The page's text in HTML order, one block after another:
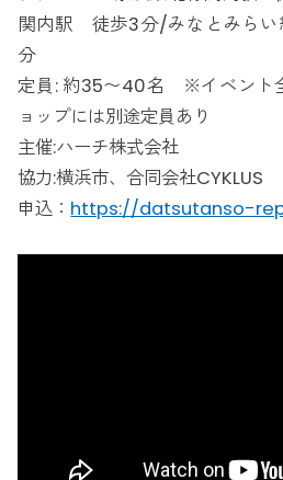
関内駅 徒歩3分/みなとみら
分
定員: 約35〜40名 ※イベント
ョップには別途定員あり
主催:ハーチ株式会社
協力:横浜市、合同会社CYKLUS
申込： https://datsutanso-